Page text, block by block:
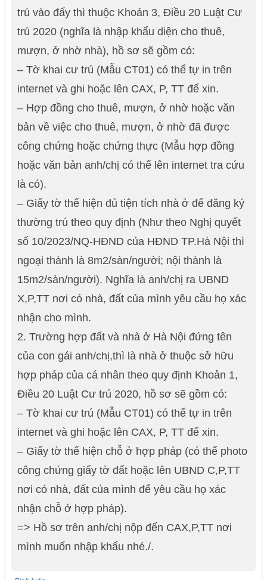
trú vào đấy thì thuộc Khoản 3, Điều 20 Luật Cư
trú 2020 (nghĩa là nhập khẩu diện cho thuê,
mượn, ở nhờ nhà), hồ sơ sẽ gồm có:
– Tờ khai cư trú (Mẫu CT01) có thể tự in trên
internet và ghi hoặc lên CAX, P, TT để xin.
– Hợp đồng cho thuê, mượn, ở nhờ hoặc văn
bản về việc cho thuê, mượn, ở nhờ đã được
công chứng hoặc chứng thực (Mẫu hợp đồng
hoặc văn bản anh/chị có thể lên internet tra cứu
là có).
– Giấy tờ thể hiện đủ tiện tích nhà ở để đăng ký
thường trú theo quy định (Như theo Nghị quyết
số 10/2023/NQ-HĐND của HĐND TP.Hà Nội thì
ngoại thành là 8m2/sàn/người; nội thành là
15m2/sàn/người). Nghĩa là anh/chị ra UBND
X,P,TT nơi có nhà, đất của mình yêu cầu họ xác
nhận cho mình.
2. Trường hợp đất và nhà ở Hà Nội đứng tên
của con gái anh/chị,thì là nhà ở thuộc sở hữu
hợp pháp của cá nhân theo quy định Khoản 1,
Điều 20 Luật Cư trú 2020, hồ sơ sẽ gồm có:
– Tờ khai cư trú (Mẫu CT01) có thể tự in trên
internet và ghi hoặc lên CAX, P, TT để xin.
– Giấy tờ thể hiện chỗ ở hợp pháp (có thể photo
công chứng giấy tờ đất hoặc lên UBND C,P,TT
nơi có nhà, đất của mình để yêu cầu họ xác
nhận chỗ ở hợp pháp).
=> Hồ sơ trên anh/chị nộp đến CAX,P,TT nơi
mình muốn nhập khẩu nhé./.